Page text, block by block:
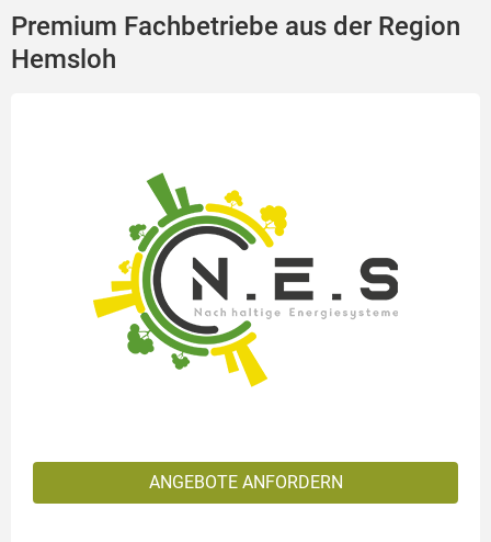
Premium Fachbetriebe aus der Region
Hemsloh
ANGEBOTE ANFORDERN